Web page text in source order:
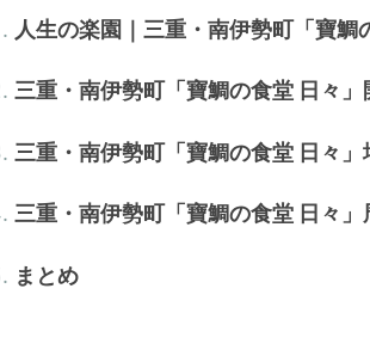
人生の楽園｜三重・南伊勢町「寶鯛
三重・南伊勢町「寶鯛の食堂 日々
三重・南伊勢町「寶鯛の食堂 日々
三重・南伊勢町「寶鯛の食堂 日々
まとめ